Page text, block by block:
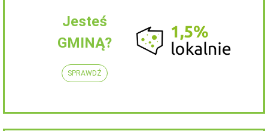
Jesteś
GMINĄ?
SPRAWDŹ